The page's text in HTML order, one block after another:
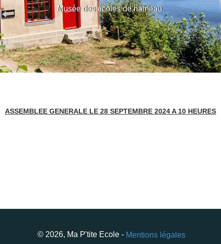
Musée des écoles de hameau.
ASSEMBLEE GENERALE LE 28 SEPTEMBRE 2024 A 10 HEURES
© 2026, Ma P'tite Ecole - Mentions légales